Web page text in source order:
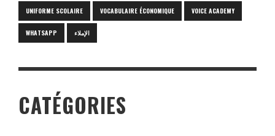
UNIFORME SCOLAIRE VOCABULAIRE ÉCONOMIQUE VOICE ACADEMY
WHATSAPP الإملاء
CATÉGORIES